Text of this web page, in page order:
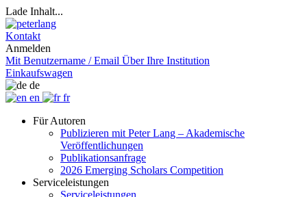
Lade Inhalt...
Kontakt
Anmelden
Mit Benutzername / Email Über Ihre Institution
Einkaufswagen
de
en
fr
Für Autoren
Publizieren mit Peter Lang – Akademische
Veröffentlichungen
Publikationsanfrage
2026 Emerging Scholars Competition
Serviceleistungen
Serviceleistungen